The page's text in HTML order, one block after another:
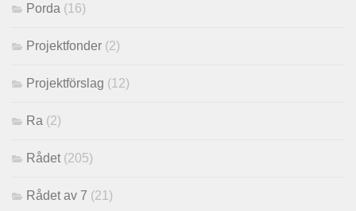
Porda (16)
Projektfonder (2)
Projektförslag (12)
Ra (2)
Rådet (205)
Rådet av 7 (21)